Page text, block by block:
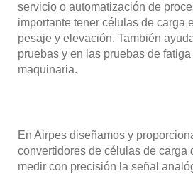
servicio o automatización de
importante tener células de carga
pesaje y elevación. También
pruebas y en las pruebas de
maquinaria.
En Airpes diseñamos y
convertidores de células de carga
medir con precisión la señal